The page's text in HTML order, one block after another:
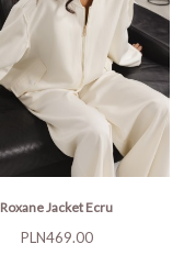
Roxane Jacket Ecru
Price
PLN469.00